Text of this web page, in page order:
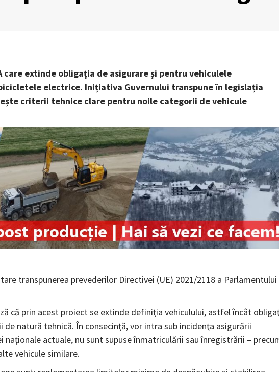
extinde obligația de asigurare și pentru vehiculele
electrice. Inițiativa Guvernului transpune în legislația
criterii tehnice clare pentru noile categorii de vehicule
transpunerea prevederilor Directivei (UE) 2021/2118 a Parlamentului
că prin acest proiect se extinde definiţia vehiculului, astfel încât
natură tehnică. În consecinţă, vor intra sub incidenţa asigurării
actuale, nu sunt supuse înmatriculării sau înregistrării –
vehicule similare.